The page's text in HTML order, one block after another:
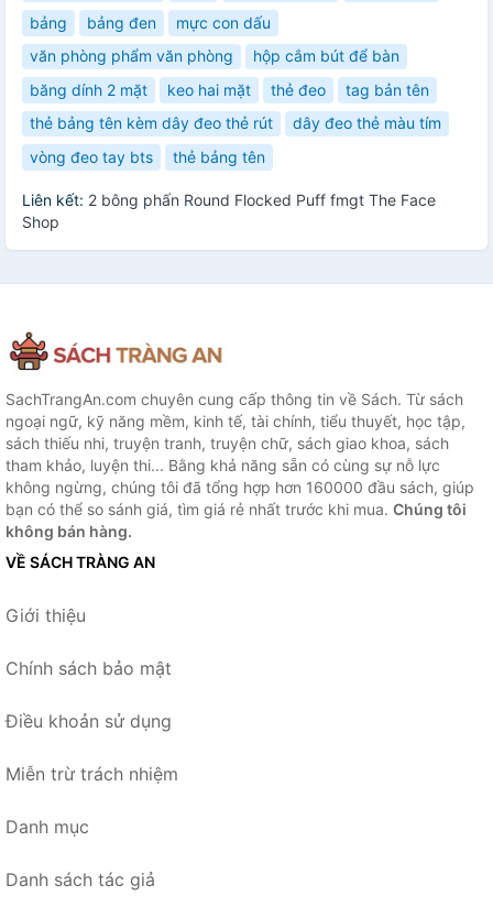
bảng
bảng đen
mực con dấu
văn phòng phẩm văn phòng
hộp cắm bút để bàn
băng dính 2 mặt
keo hai mặt thẻ đeo
tag bản tên
thẻ bảng tên kèm dây đeo thẻ rút
dây đeo thẻ màu tím
vòng đeo tay bts
thẻ bảng tên
Liên kết: 2 bông phấn Round Flocked Puff fmgt The Face
Shop
SachTrangAn.com chuyên cung cấp thông tin về Sách. Từ sách
ngoại ngữ, kỹ năng mềm, kinh tế, tài chính, tiểu thuyết, học tập,
sách thiếu nhi, truyện tranh, truyện chữ, sách giao khoa, sách
tham khảo, luyện thi... Bằng khả năng sẵn có cùng sự nỗ lực
không ngừng, chúng tôi đã tổng hợp hơn 160000 đầu sách, giúp
bạn có thể so sánh giá, tìm giá rẻ nhất trước khi mua. Chúng tôi
không bán hàng.
VỀ SÁCH TRÀNG AN
Giới thiệu
Chính sách bảo mật
Điều khoản sử dụng
Miễn trừ trách nhiệm
Danh mục
Danh sách tác giả